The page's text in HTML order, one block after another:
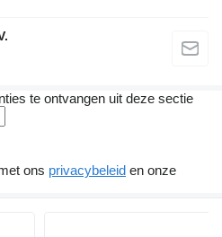
te ontvangen uit deze sectie
ons privacybeleid en onze